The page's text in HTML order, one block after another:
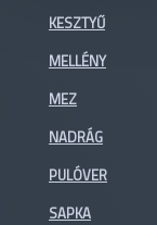
KESZTYŰ
MELLÉNY
MEZ
NADRÁG
PULÓVER
SAPKA